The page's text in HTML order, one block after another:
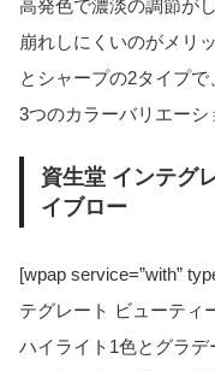
高発色で濃淡の調節が
崩れしにくいのがメリ
とシャープの2タイプで
3つのカラーバリエーシ
資生堂 インテグ
イブロー
[wpap service=”with”
テグレート ビューティ
ハイライト1色とグラ